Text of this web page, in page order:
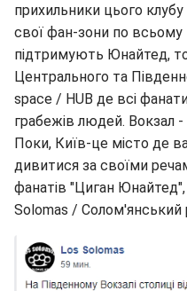
прихильники цього
свої фан-зони по всьому
підтримують Юнайтед,
Центрального та
space / HUB де всі
грабежів людей. Вокзал
Поки, Київ-це місто де
дивитися за своїми
фанатів "Циган Юнайтед",
Solomas / Солом'янський